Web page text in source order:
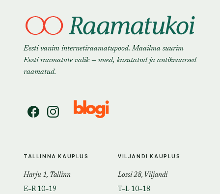
Eesti vanim internetiraamatupood. Maailma suurim
Eesti raamatute valik — uued, kasutatud ja antikvaarsed
raamatud.
TALLINNA KAUPLUS
Harju 1, Tallinn
E–R 10–19
VILJANDI KAUPLUS
Lossi 28, Viljandi
T–L 10–18